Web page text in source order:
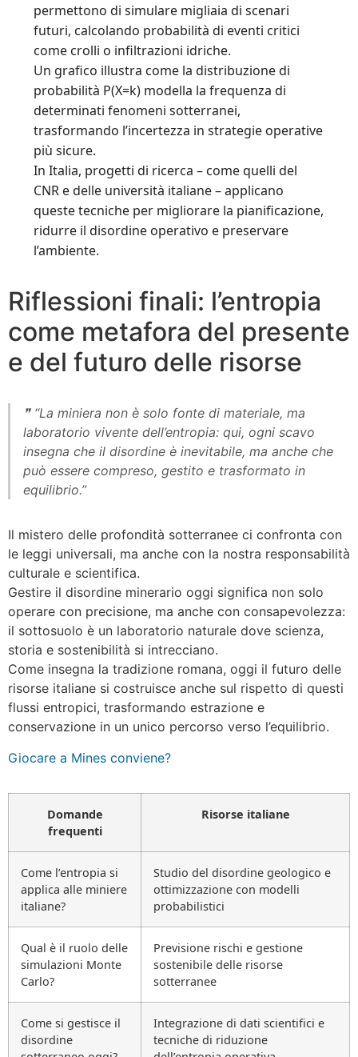
permettono di simulare migliaia di scenari
futuri, calcolando probabilità di eventi critici
come crolli o infiltrazioni idriche.
Un grafico illustra come la distribuzione di
probabilità P(X=k) modella la frequenza di
determinati fenomeni sotterranei,
trasformando l’incertezza in strategie operative
più sicure.
In Italia, progetti di ricerca – come quelli del
CNR e delle università italiane – applicano
queste tecniche per migliorare la pianificazione,
ridurre il disordine operativo e preservare
l’ambiente.
Riflessioni finali: l’entropia
come metafora del presente
e del futuro delle risorse
❞ “La miniera non è solo fonte di materiale, ma
laboratorio vivente dell’entropia: qui, ogni scavo
insegna che il disordine è inevitabile, ma anche che
può essere compreso, gestito e trasformato in
equilibrio.”
Il mistero delle profondità sotterranee ci confronta con
le leggi universali, ma anche con la nostra responsabilità
culturale e scientifica.
Gestire il disordine minerario oggi significa non solo
operare con precisione, ma anche con consapevolezza:
il sottosuolo è un laboratorio naturale dove scienza,
storia e sostenibilità si intrecciano.
Come insegna la tradizione romana, oggi il futuro delle
risorse italiane si costruisce anche sul rispetto di questi
flussi entropici, trasformando estrazione e
conservazione in un unico percorso verso l’equilibrio.
Giocare a Mines conviene?
Domande
frequenti
Risorse italiane
Come l’entropia si
applica alle miniere
italiane?
Studio del disordine geologico e
ottimizzazione con modelli
probabilistici
Qual è il ruolo delle
simulazioni Monte
Carlo?
Previsione rischi e gestione
sostenibile delle risorse
sotterranee
Come si gestisce il
disordine
Integrazione di dati scientifici e
tecniche di riduzione